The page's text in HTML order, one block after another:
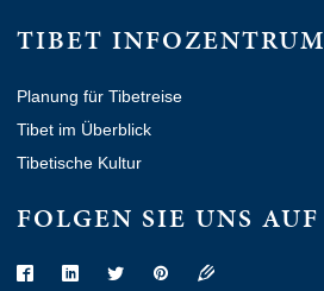
TIBET INFOZENTRUM
Planung für Tibetreise
Tibet im Überblick
Tibetische Kultur
FOLGEN SIE UNS AUF